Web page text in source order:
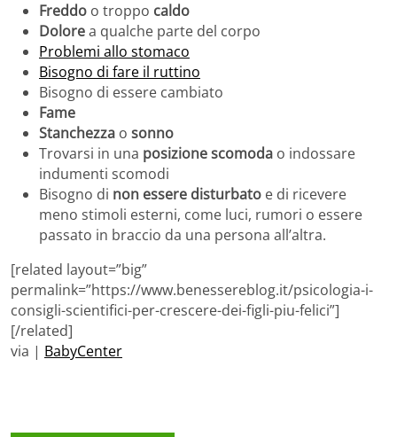
Freddo o troppo caldo
Dolorea qualche parte del corpo
Problemi allo stomaco
Bisogno di fare il ruttino
Bisogno di essere cambiato
Fame
Stanchezza o sonno
Trovarsi in una posizione scomoda o indossare
indumenti scomodi
Bisogno di non essere disturbato e di ricevere
meno stimoli esterni, come luci, rumori o essere
passato in braccio da una persona all’altra.
[related layout=”big”
permalink=”https://www.benessereblog.it/psicologia-i-
consigli-scientifici-per-crescere-dei-figli-piu-felici”]
[/related]
via | BabyCenter